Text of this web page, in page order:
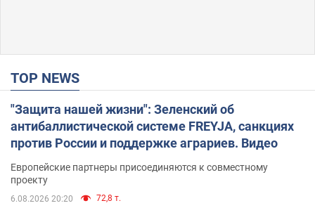
TOP NEWS
"Защита нашей жизни": Зеленский об
антибаллистической системе FREYJA, санкциях
против России и поддержке аграриев. Видео
Европейские партнеры присоединяются к совместному
проекту
6.08.2026 20:20 72,8 т.